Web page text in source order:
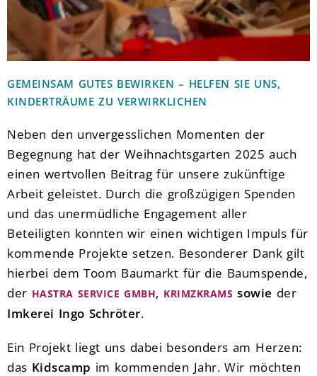
GEMEINSAM GUTES BEWIRKEN – HELFEN SIE UNS,
KINDERTRÄUME ZU VERWIRKLICHEN
Neben den unvergesslichen Momenten der
Begegnung hat der Weihnachtsgarten 2025 auch
einen wertvollen Beitrag für unsere zukünftige
Arbeit geleistet. Durch die großzügigen Spenden
und das unermüdliche Engagement aller
Beteiligten konnten wir einen wichtigen Impuls für
kommende Projekte setzen. Besonderer Dank gilt
hierbei dem Toom Baumarkt für die Baumspende,
der HASTRA SERVICE GMBH, KRIMZKRAMS sowie der
Imkerei Ingo Schröter.
Ein Projekt liegt uns dabei besonders am Herzen:
das Kidscamp im kommenden Jahr. Wir möchten